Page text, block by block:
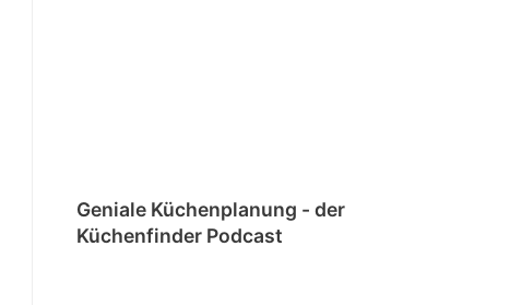
Geniale Küchenplanung - der
Küchenfinder Podcast